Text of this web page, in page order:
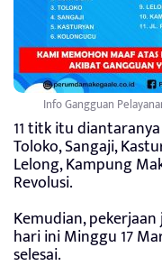
Info Gangguan
11 titk itu
Toloko, Sangaji,
Lelong, Kampung
Revolusi.
Kemudian,
hari ini Minggu 17
selesai.